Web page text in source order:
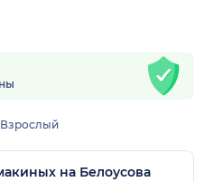
Взрослый
на Белоусова